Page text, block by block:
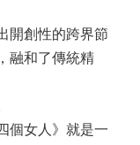
創性的跨界節
融和了傳統精
女人》就是一